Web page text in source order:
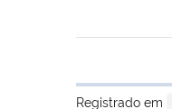
Registrado em